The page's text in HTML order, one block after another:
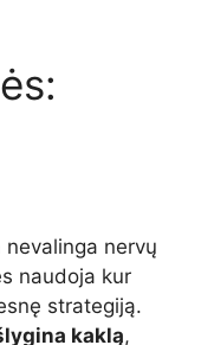
nevalinga nervų
naudoja kur
strategiją.
kaklą,